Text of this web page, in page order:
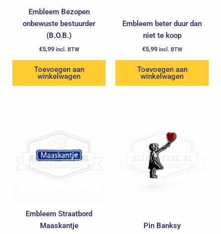
Embleem Bezopen
onbewuste bestuurder
(B.O.B.)
€5,99 incl. BTW
Toevoegen aan
winkelwagen
Embleem beter duur dan
niet te koop
€5,99 incl. BTW
Toevoegen aan
winkelwagen
Embleem Straatbord
Maaskantje
Pin Banksy